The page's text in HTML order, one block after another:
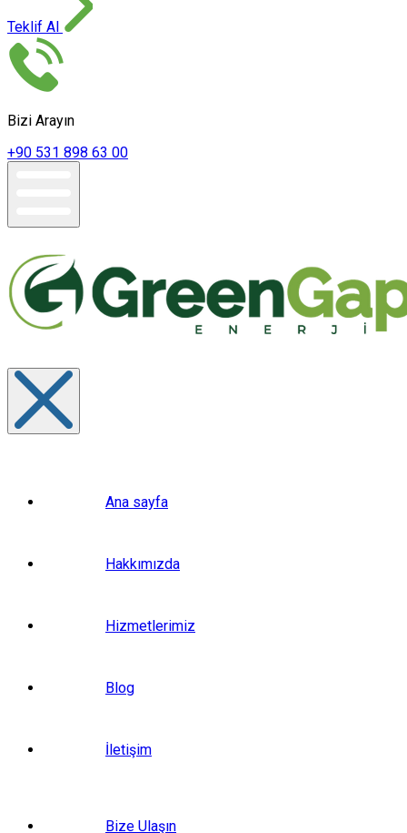
Teklif Al
Bizi Arayın
+90 531 898 63 00
Ana sayfa
Hakkımızda
Hizmetlerimiz
Blog
İletişim
Bize Ulaşın